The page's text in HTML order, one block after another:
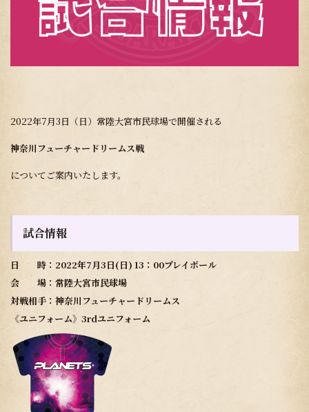
2022年7月3日（日）常陸大宮市民球場で開催される
神奈川フューチャードリームス戦
についてご案内いたします。
試合情報
日 時：2022年7月3日(日) 13：00プレイボール
会 場：常陸大宮市民球場
対戦相手： 神奈川フューチャードリームス
《ユニフォーム》3rdユニフォーム